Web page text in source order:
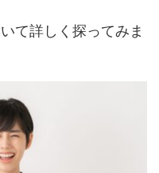
て詳しく探ってみま